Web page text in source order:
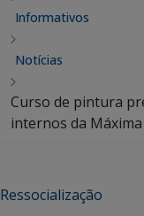
Informativos
Notícias
Curso de pintura
internos da
Ressocialização